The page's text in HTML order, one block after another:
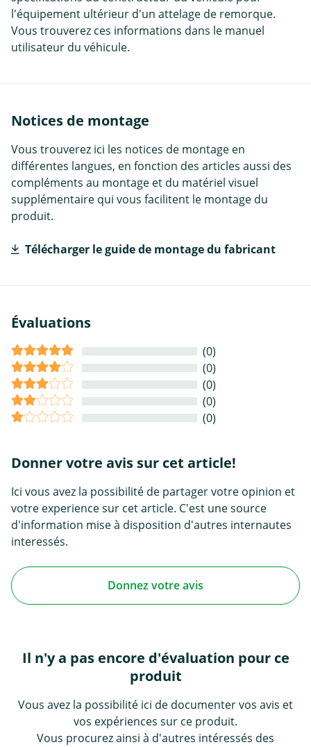
l'équipement ultérieur d'un attelage de remorque.
Vous trouverez ces informations dans le manuel
utilisateur du véhicule.
Notices de montage
Vous trouverez ici les notices de montage en
différentes langues, en fonction des articles aussi des
compléments au montage et du matériel visuel
supplémentaire qui vous facilitent le montage du
produit.
Télécharger le guide de montage du fabricant
Évaluations
(0)
(0)
(0)
(0)
(0)
Donner votre avis sur cet article!
Ici vous avez la possibilité de partager votre opinion et
votre experience sur cet article. C'est une source
d'information mise à disposition d'autres internautes
interessés.
Donnez votre avis
Il n'y a pas encore d'évaluation pour ce
produit
Vous avez la possibilité ici de documenter vos avis et
vos expériences sur ce produit.
Vous procurez ainsi à d'autres intéressés des